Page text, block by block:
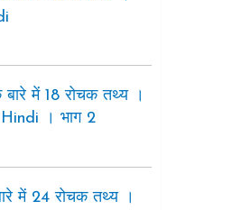
में 18 रोचक तथ्य ।
। भाग 2
में 24 रोचक तथ्य ।